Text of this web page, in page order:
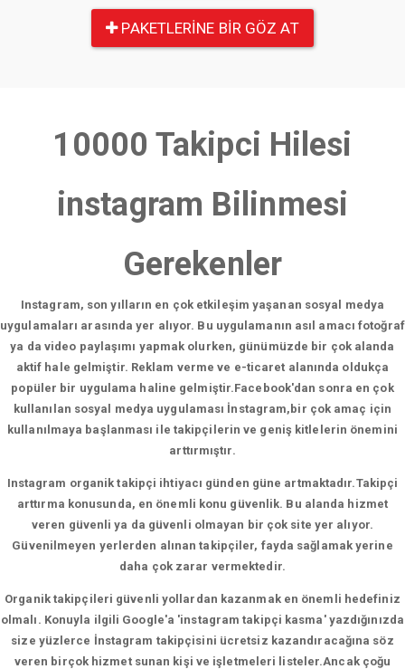
PAKETLERINE BIR GÖZ AT
10000 Takipci Hilesi
instagram Bilinmesi
Gerekenler
Instagram, son yılların en çok etkileşim yaşanan sosyal medya
uygulamaları arasında yer alıyor. Bu uygulamanın asıl amacı fotoğraf
ya da video paylaşımı yapmak olurken, günümüzde bir çok alanda
aktif hale gelmiştir. Reklam verme ve e-ticaret alanında oldukça
popüler bir uygulama haline gelmiştir.Facebook'dan sonra en çok
kullanılan sosyal medya uygulaması İnstagram,bir çok amaç için
kullanılmaya başlanması ile takipçilerin ve geniş kitlelerin önemini
arttırmıştır.
Instagram organik takipçi ihtiyacı günden güne artmaktadır.Takipçi
arttırma konusunda, en önemli konu güvenlik. Bu alanda hizmet
veren güvenli ya da güvenli olmayan bir çok site yer alıyor.
Güvenilmeyen yerlerden alınan takipçiler, fayda sağlamak yerine
daha çok zarar vermektedir.
Organik takipçileri güvenli yollardan kazanmak en önemli hedefiniz
olmalı. Konuyla ilgili Google'a 'instagram takipçi kasma' yazdığınızda
size yüzlerce İnstagram takipçisini ücretsiz kazandıracağına söz
veren birçok hizmet sunan kişi ve işletmeleri listeler.Ancak çoğu